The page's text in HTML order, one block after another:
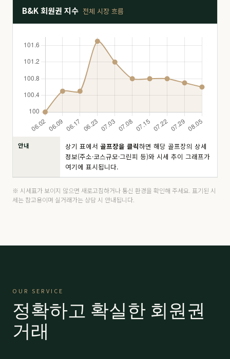
동부산
동부산 分 3억 160,000 ▲ 5,000
동부산 分 1.2억 26,000
동부산 分 1.4억
分 1.8억
드비치
드비치 分 3억 68,000 ▼ 2,000
드비치 分 8.5억 190,000 ▼ 10,000
주중
마우나 오션 分 6,500만 14,000 -
밀양 에스파크
베이사이드 프리미어 59,000
베이사이드
B&K 회원권 지수 전체 시장 흐름
안내 상기 표에서 골프장을 클릭하면 해당 골프장의 상세
정보(주소·코스규모·그린피 등)와 시세 추이 그래프가
여기에 표시됩니다.
※ 시세표가 보이지 않으면 새로고침하거나 통신 환경을 확인해 주세요. 표기된 시
세는 참고용이며 실거래가는 상담 시 안내됩니다.
OUR SERVICE
정확하고 확실한 회원권
거래